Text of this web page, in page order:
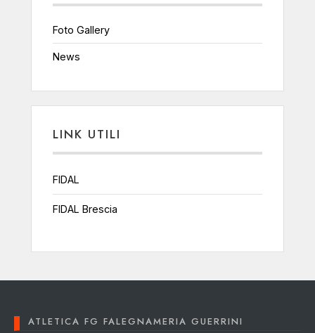
Foto Gallery
News
LINK UTILI
FIDAL
FIDAL Brescia
ATLETICA FG FALEGNAMERIA GUERRINI